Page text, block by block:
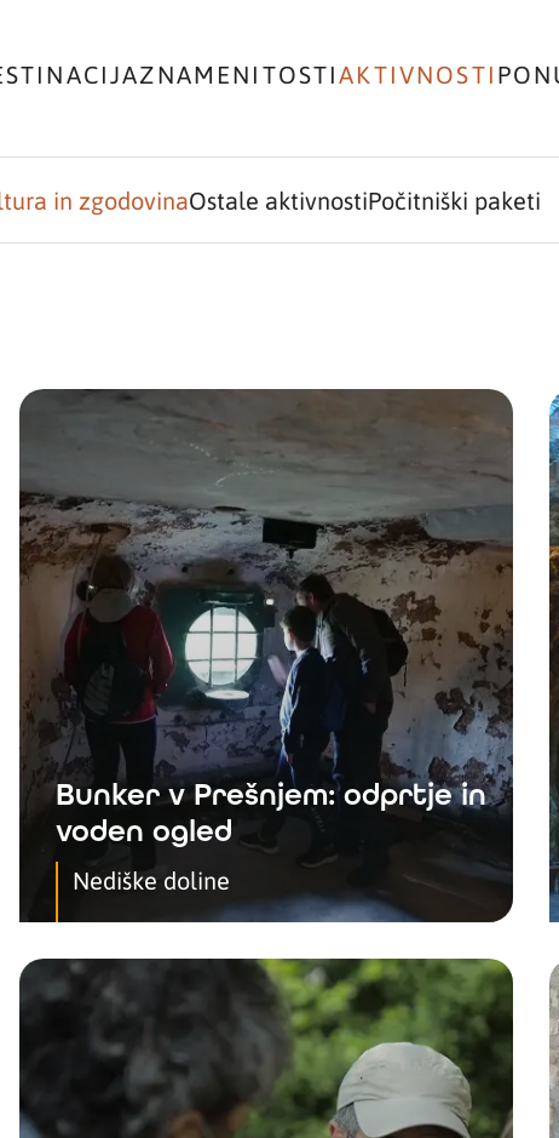
ZNAMENITOSTIAKTIVNOSTI
in zgodovinaOstale aktivnostiPočitniški paketi
Bunker v Prešnjem: odprtje in
voden ogled
Nediške doline